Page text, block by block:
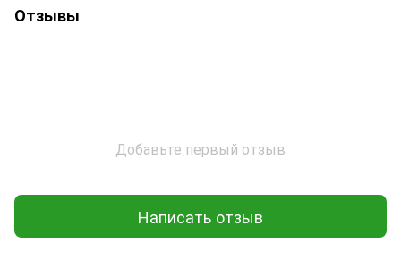
Отзывы
Добавьте первый отзыв
Написать отзыв